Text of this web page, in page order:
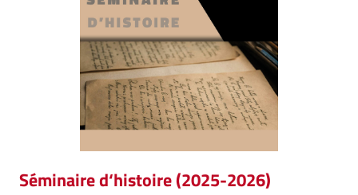
Séminaire d‘histoire (2025-2026)